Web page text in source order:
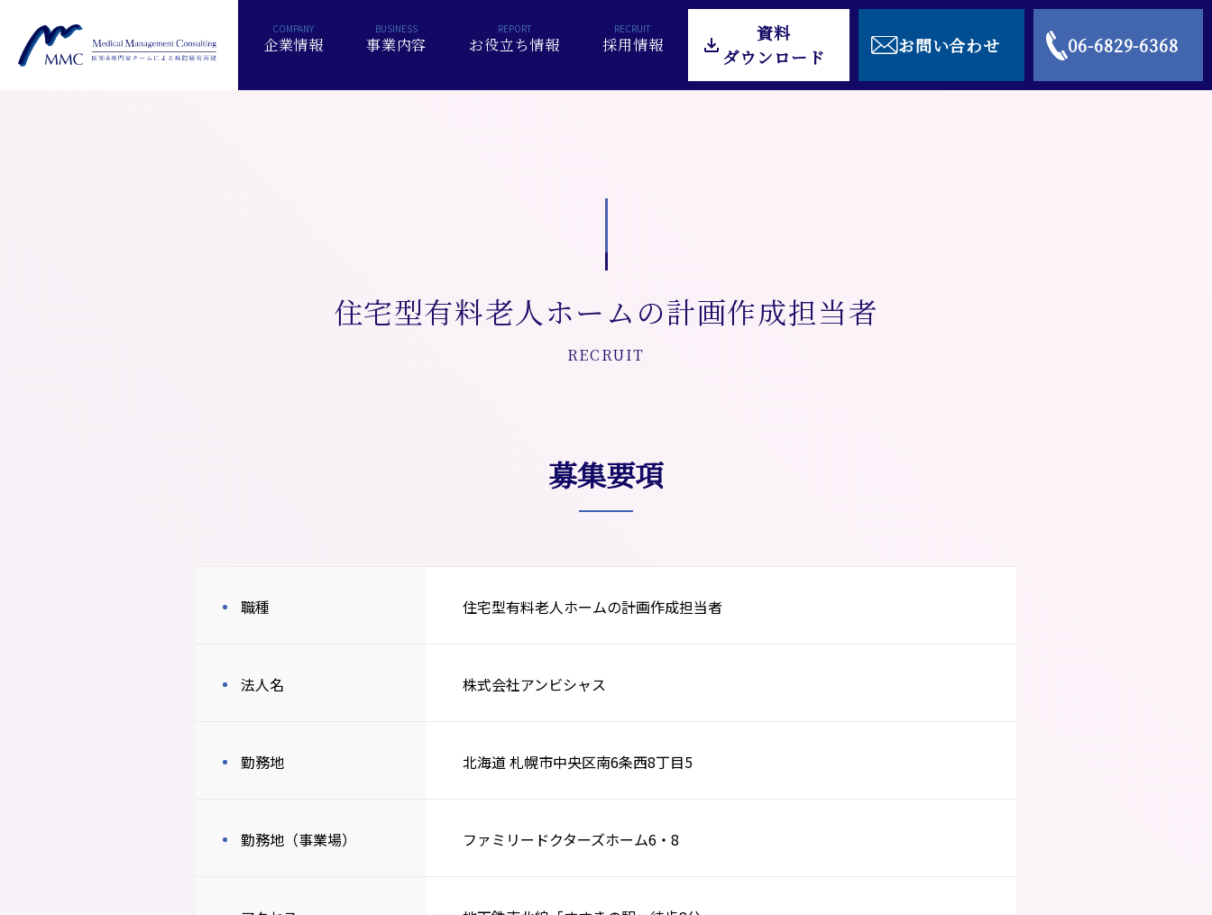
企業情報 事業内容 お役立ち情報 採用情報
資料
ダウンロード
お問い合わせ 06-6829-6368
住宅型有料老人ホームの計画作成担当者
RECRUIT
募集要項
職種 住宅型有料老人ホームの計画作成担当者
法人名 株式会社アンビシャス
勤務地 北海道 札幌市中央区南6条西8丁目5
勤務地（事業場） ファミリードクターズホーム6・8